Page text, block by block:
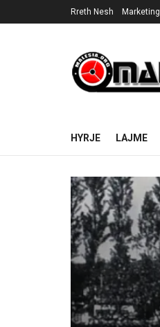
Rreth Nesh Marketing
HYRJE LAJME